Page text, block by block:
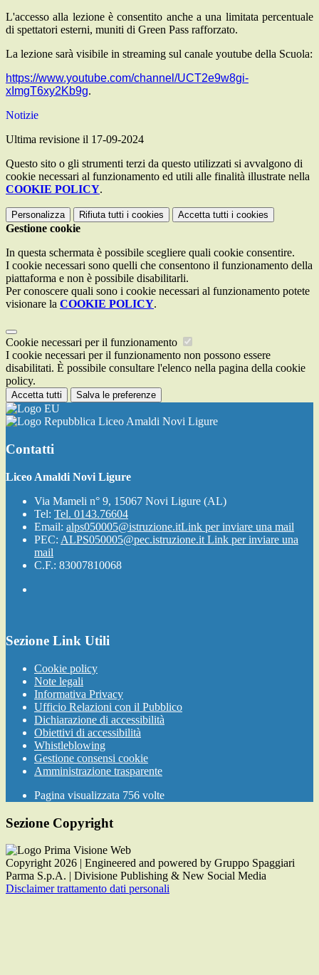
L'accesso alla lezione è consentito anche a una limitata percentuale
di spettatori esterni, muniti di Green Pass rafforzato.
La lezione sarà visibile in streaming sul canale youtube della Scuola:
https://www.youtube.com/channel/UCT2e9w8gi-
xImgT6xy2Kb9g.
Notizie
Ultima revisione il 17-09-2024
Questo sito o gli strumenti terzi da questo utilizzati si avvalgono di
cookie necessari al funzionamento ed utili alle finalità illustrate nella
COOKIE POLICY.
Personalizza Rifiuta tutti i cookies Accetta tutti i cookies
Gestione cookie
In questa schermata è possibile scegliere quali cookie consentire.
I cookie necessari sono quelli che consentono il funzionamento della
piattaforma e non è possibile disabilitarli.
Per conoscere quali sono i cookie necessari al funzionamento potete
visionare la COOKIE POLICY.
Cookie necessari per il funzionamento
I cookie necessari per il funzionamento non possono essere
disabilitati. È possibile consultare l'elenco nella pagina della cookie
policy.
Accetta tutti Salva le preferenze
Liceo Amaldi Novi Ligure
Contatti
Liceo Amaldi Novi Ligure
Via Mameli n° 9, 15067 Novi Ligure (AL)
Tel: Tel. 0143.76604
Email: alps050005@istruzione.itLink per inviare una mail
PEC: ALPS050005@pec.istruzione.it Link per inviare una
mail
C.F.: 83007810068
Sezione Link Utili
Cookie policy
Note legali
Informativa Privacy
Ufficio Relazioni con il Pubblico
Dichiarazione di accessibilità
Obiettivi di accessibilità
Whistleblowing
Gestione consensi cookie
Amministrazione trasparente
Pagina visualizzata 756 volte
Sezione Copyright
Copyright 2026 | Engineered and powered by Gruppo Spaggiari
Parma S.p.A. | Divisione Publishing & New Social Media
Disclaimer trattamento dati personali